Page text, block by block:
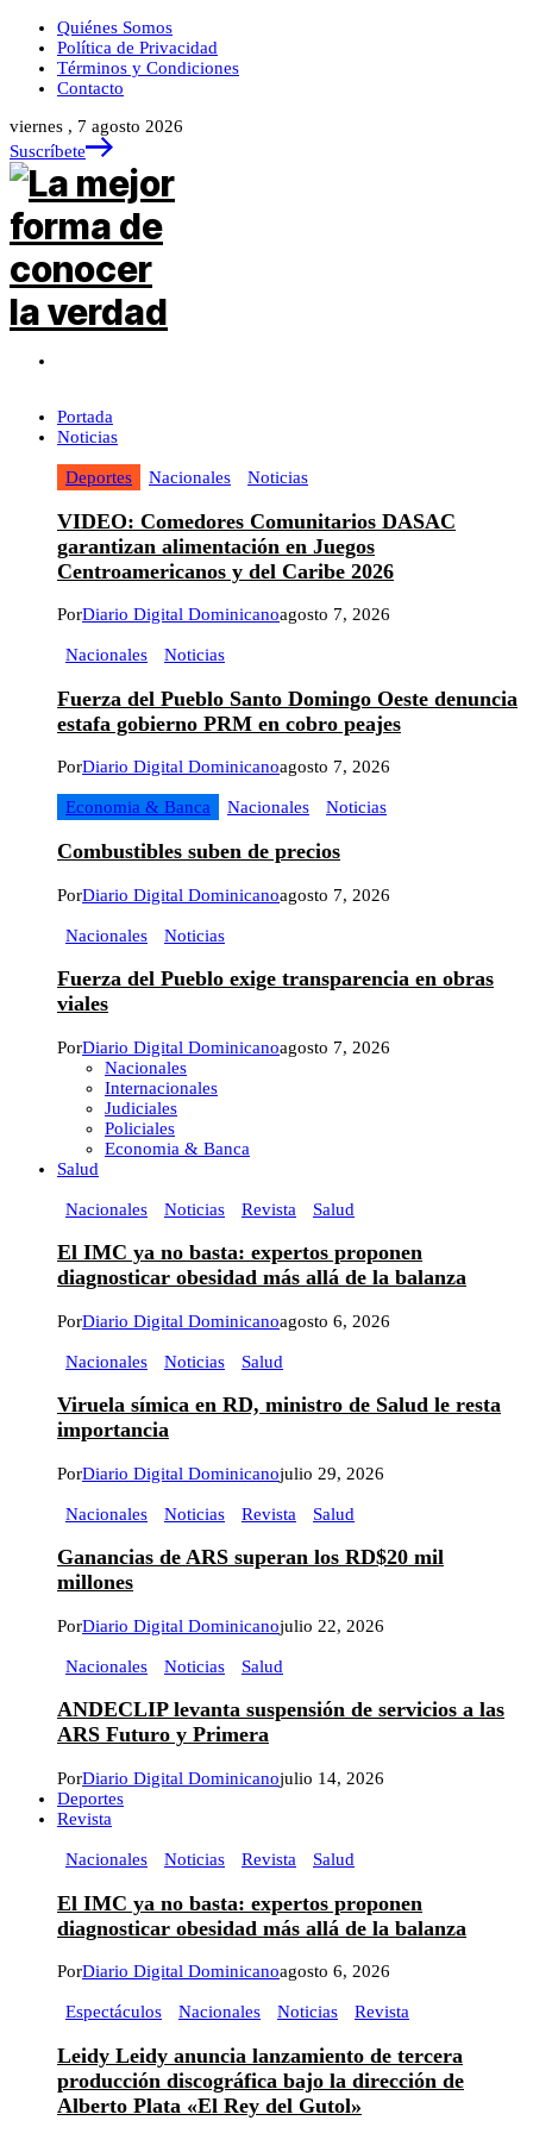
Quiénes Somos
Política de Privacidad
Términos y Condiciones
Contacto
viernes , 7 agosto 2026
Suscríbete
Portada
Noticias
Deportes Nacionales Noticias
VIDEO: Comedores Comunitarios DASAC
garantizan alimentación en Juegos
Centroamericanos y del Caribe 2026
PorDiario Digital Dominicanoagosto 7, 2026
Nacionales Noticias
Fuerza del Pueblo Santo Domingo Oeste denuncia
estafa gobierno PRM en cobro peajes
PorDiario Digital Dominicanoagosto 7, 2026
Economia & Banca Nacionales Noticias
Combustibles suben de precios
PorDiario Digital Dominicanoagosto 7, 2026
Nacionales Noticias
Fuerza del Pueblo exige transparencia en obras
viales
PorDiario Digital Dominicanoagosto 7, 2026
Nacionales
Internacionales
Judiciales
Policiales
Economia & Banca
Salud
Nacionales Noticias Revista Salud
El IMC ya no basta: expertos proponen
diagnosticar obesidad más allá de la balanza
PorDiario Digital Dominicanoagosto 6, 2026
Nacionales Noticias Salud
Viruela símica en RD, ministro de Salud le resta
importancia
PorDiario Digital Dominicanojulio 29, 2026
Nacionales Noticias Revista Salud
Ganancias de ARS superan los RD$20 mil
millones
PorDiario Digital Dominicanojulio 22, 2026
Nacionales Noticias Salud
ANDECLIP levanta suspensión de servicios a las
ARS Futuro y Primera
PorDiario Digital Dominicanojulio 14, 2026
Deportes
Revista
Nacionales Noticias Revista Salud
El IMC ya no basta: expertos proponen
diagnosticar obesidad más allá de la balanza
PorDiario Digital Dominicanoagosto 6, 2026
Espectáculos Nacionales Noticias Revista
Leidy Leidy anuncia lanzamiento de tercera
producción discográfica bajo la dirección de
Alberto Plata «El Rey del Gutol»